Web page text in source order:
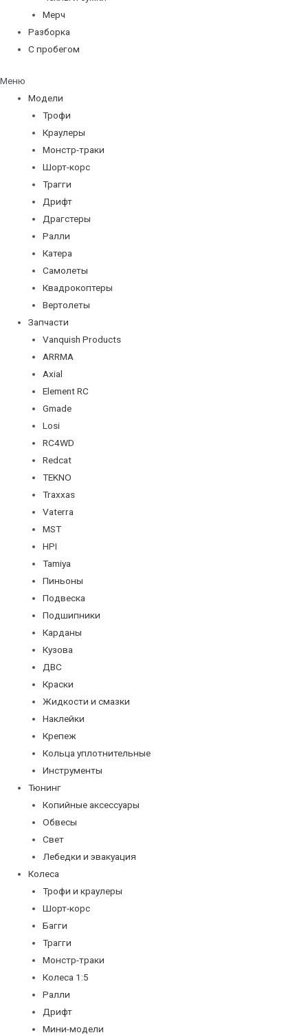
Мерч
Разборка
С пробегом
Меню
Модели
Трофи
Краулеры
Монстр-траки
Шорт-корс
Трагги
Дрифт
Драгстеры
Ралли
Катера
Самолеты
Квадрокоптеры
Вертолеты
Запчасти
Vanquish Products
ARRMA
Axial
Element RC
Gmade
Losi
RC4WD
Redcat
TEKNO
Traxxas
Vaterra
MST
HPI
Tamiya
Пиньоны
Подвеска
Подшипники
Карданы
Кузова
ДВС
Краски
Жидкости и смазки
Наклейки
Крепеж
Кольца уплотнительные
Инструменты
Тюнинг
Копийные аксессуары
Обвесы
Свет
Лебедки и эвакуация
Колеса
Трофи и краулеры
Шорт-корс
Багги
Трагги
Монстр-траки
Колеса 1:5
Ралли
Дрифт
Мини-модели